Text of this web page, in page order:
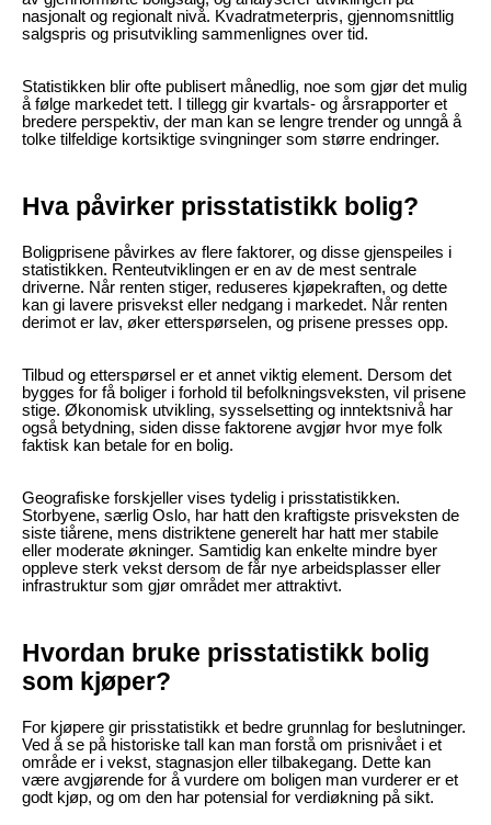
nasjonalt og regionalt nivå. Kvadratmeterpris, gjennomsnittlig
salgspris og prisutvikling sammenlignes over tid.
Statistikken blir ofte publisert månedlig, noe som gjør det mulig
å følge markedet tett. I tillegg gir kvartals- og årsrapporter et
bredere perspektiv, der man kan se lengre trender og unngå å
tolke tilfeldige kortsiktige svingninger som større endringer.
Hva påvirker prisstatistikk bolig?
Boligprisene påvirkes av flere faktorer, og disse gjenspeiles i
statistikken. Renteutviklingen er en av de mest sentrale
driverne. Når renten stiger, reduseres kjøpekraften, og dette
kan gi lavere prisvekst eller nedgang i markedet. Når renten
derimot er lav, øker etterspørselen, og prisene presses opp.
Tilbud og etterspørsel er et annet viktig element. Dersom det
bygges for få boliger i forhold til befolkningsveksten, vil prisene
stige. Økonomisk utvikling, sysselsetting og inntektsnivå har
også betydning, siden disse faktorene avgjør hvor mye folk
faktisk kan betale for en bolig.
Geografiske forskjeller vises tydelig i prisstatistikken.
Storbyene, særlig Oslo, har hatt den kraftigste prisveksten de
siste tiårene, mens distriktene generelt har hatt mer stabile
eller moderate økninger. Samtidig kan enkelte mindre byer
oppleve sterk vekst dersom de får nye arbeidsplasser eller
infrastruktur som gjør området mer attraktivt.
Hvordan bruke prisstatistikk bolig
som kjøper?
For kjøpere gir prisstatistikk et bedre grunnlag for beslutninger.
Ved å se på historiske tall kan man forstå om prisnivået i et
område er i vekst, stagnasjon eller tilbakegang. Dette kan
være avgjørende for å vurdere om boligen man vurderer er et
godt kjøp, og om den har potensial for verdiøkning på sikt.